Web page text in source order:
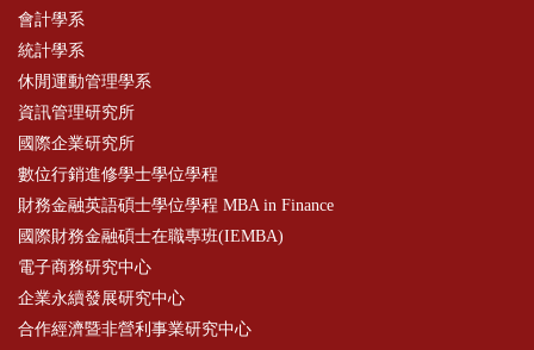
會計學系
統計學系
休閒運動管理學系
資訊管理研究所
國際企業研究所
數位行銷進修學士學位學程
財務金融英語碩士學位學程 MBA in Finance
國際財務金融碩士在職專班(IEMBA)
電子商務研究中心
企業永續發展研究中心
合作經濟暨非營利事業研究中心